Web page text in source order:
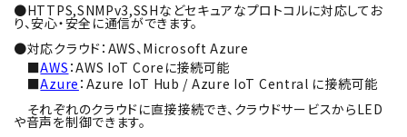
●HTTPS,SNMPv3,SSHなどセキュアなプロトコルに対応してお
り、安心・安全に通信ができます。
●対応クラウド：AWS、Microsoft Azure
■AWS ：AWS IoT Coreに接続可能
■Azure ：Azure IoT Hub / Azure IoT Central に接続可能
それぞれのクラウドに直接接続でき、クラウドサービスからLED
や音声を制御できます。